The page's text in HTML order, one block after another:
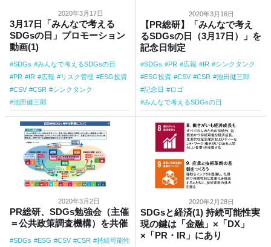
2020年3月17日
3月17日「みんなで考える
SDGsの日」プロモーション
動画(1)
SDGs
みんなで考えるSDGsの日
PR
IR 広報 リスク管理
ESG投資
CSV
CSR
シンクタンク
池田健三郎
2020年3月16日
【PR総研】「みんなで考え
るSDGsの日（3月17日）」を
記念日制定
SDGs PR 広報 IR
シンクタンク
ESG投資
CSV CSR
池田健三郎
記念日
ロゴ
みんなで考えるSDGsの日
2020年3月2日
PR総研、SDGs勉強会（主催
＝公共政策調査機構）を共催
SDGs ESG CSV CSR 持続可能性
2020年2月28日
SDGsと経済(1) 持続可能性実
現の鍵は「金融」×「DX」
×「PR・IR」にあり